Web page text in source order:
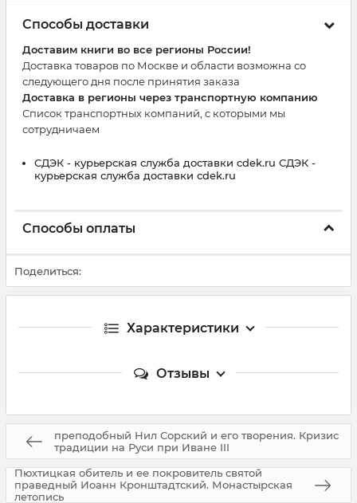
Способы доставки
Доставим книги во все регионы России!
Доставка товаров по Москве и области возможна со
следующего дня после принятия заказа
Доставка в регионы через транспортную компанию
Список транспортных компаний, с которыми мы
сотрудничаем
СДЭК - курьерская служба доставки cdek.ru СДЭК -
курьерская служба доставки cdek.ru
Способы оплаты
Поделиться:
Характеристики
Отзывы
преподобный Нил Сорский и его творения. Кризис
традиции на Руси при Иване III
Пюхтицкая обитель и ее покровитель святой
праведный Иоанн Кронштадтский. Монастырская
летопись